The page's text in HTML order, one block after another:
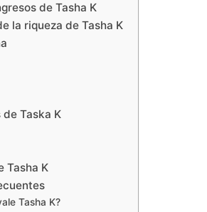
de Tasha K
la riqueza de Tasha K
de Taska K
Tasha K
Tasha K?